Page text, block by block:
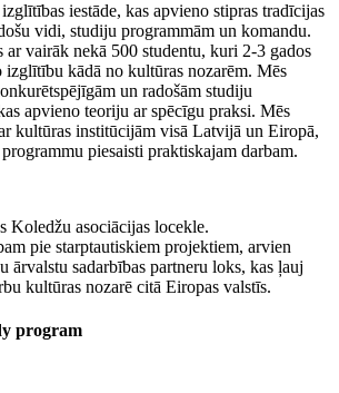
iestāde, kas apvieno stipras tradīcijas
vidi, studiju programmām un komandu.
ar vairāk nekā 500 studentu, kuri 2-3 gados
izglītību kādā no kultūras nozarēm. Mēs
un radošām studiju
apvieno teoriju ar spēcīgu praksi. Mēs
kultūras institūcijām visā Latvijā un Eiropā,
piesaisti praktiskajam darbam.
asociācijas locekle.
pie starptautiskiem projektiem, arvien
ārvalstu sadarbības partneru loks, kas ļauj
kultūras nozarē citā Eiropas valstīs.
program